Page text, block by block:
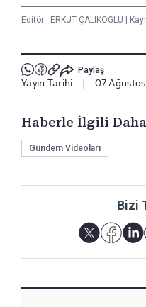
Editör : ERKUT ÇALIKOGLU
Paylaş
Yayın Tarihi 07
Haberle İlgili Daha
Gündem Videoları
Bizi